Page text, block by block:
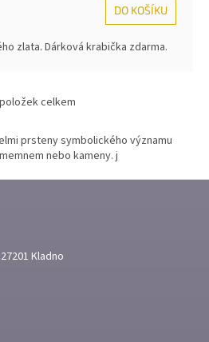
DO KOŠÍKU
zlata. Dárková krabička zdarma.
O
l
á
a
v
celkem
prsteny symbolického významu
nebo kameny. j
Kladno